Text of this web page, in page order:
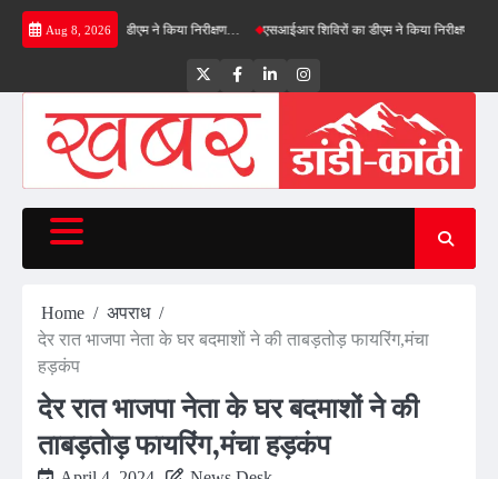
Skip
Aug 8, 2026
बाईपास का डीएम ने किया निरीक्षण… एसआईआर शिविरों का डीएम ने किया निरीक्षण, बोले—कोई
TwitterFacebookLinkedInInstagram
Home
अपराध
देर रात भाजपा नेता के घर बदमाशों ने की ताबड़तोड़ फायरिंग,मंचा
हड़कंप
देर रात भाजपा नेता के घर बदमाशों ने की
ताबड़तोड़ फायरिंग,मंचा हड़कंप